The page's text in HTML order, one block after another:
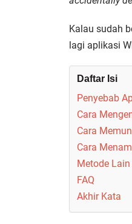
Kalau sudah
lagi aplikasi
Daftar Isi
Penyebab
Cara
Cara
Cara
Metode
FAQ
Akhir Kata